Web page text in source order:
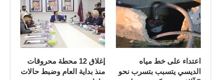
اعتداء على خط مياه
الديسي يتسبب بتسرب نحو
إغلاق 12 محطة محروقات
منذ بداية العام وضبط حالات